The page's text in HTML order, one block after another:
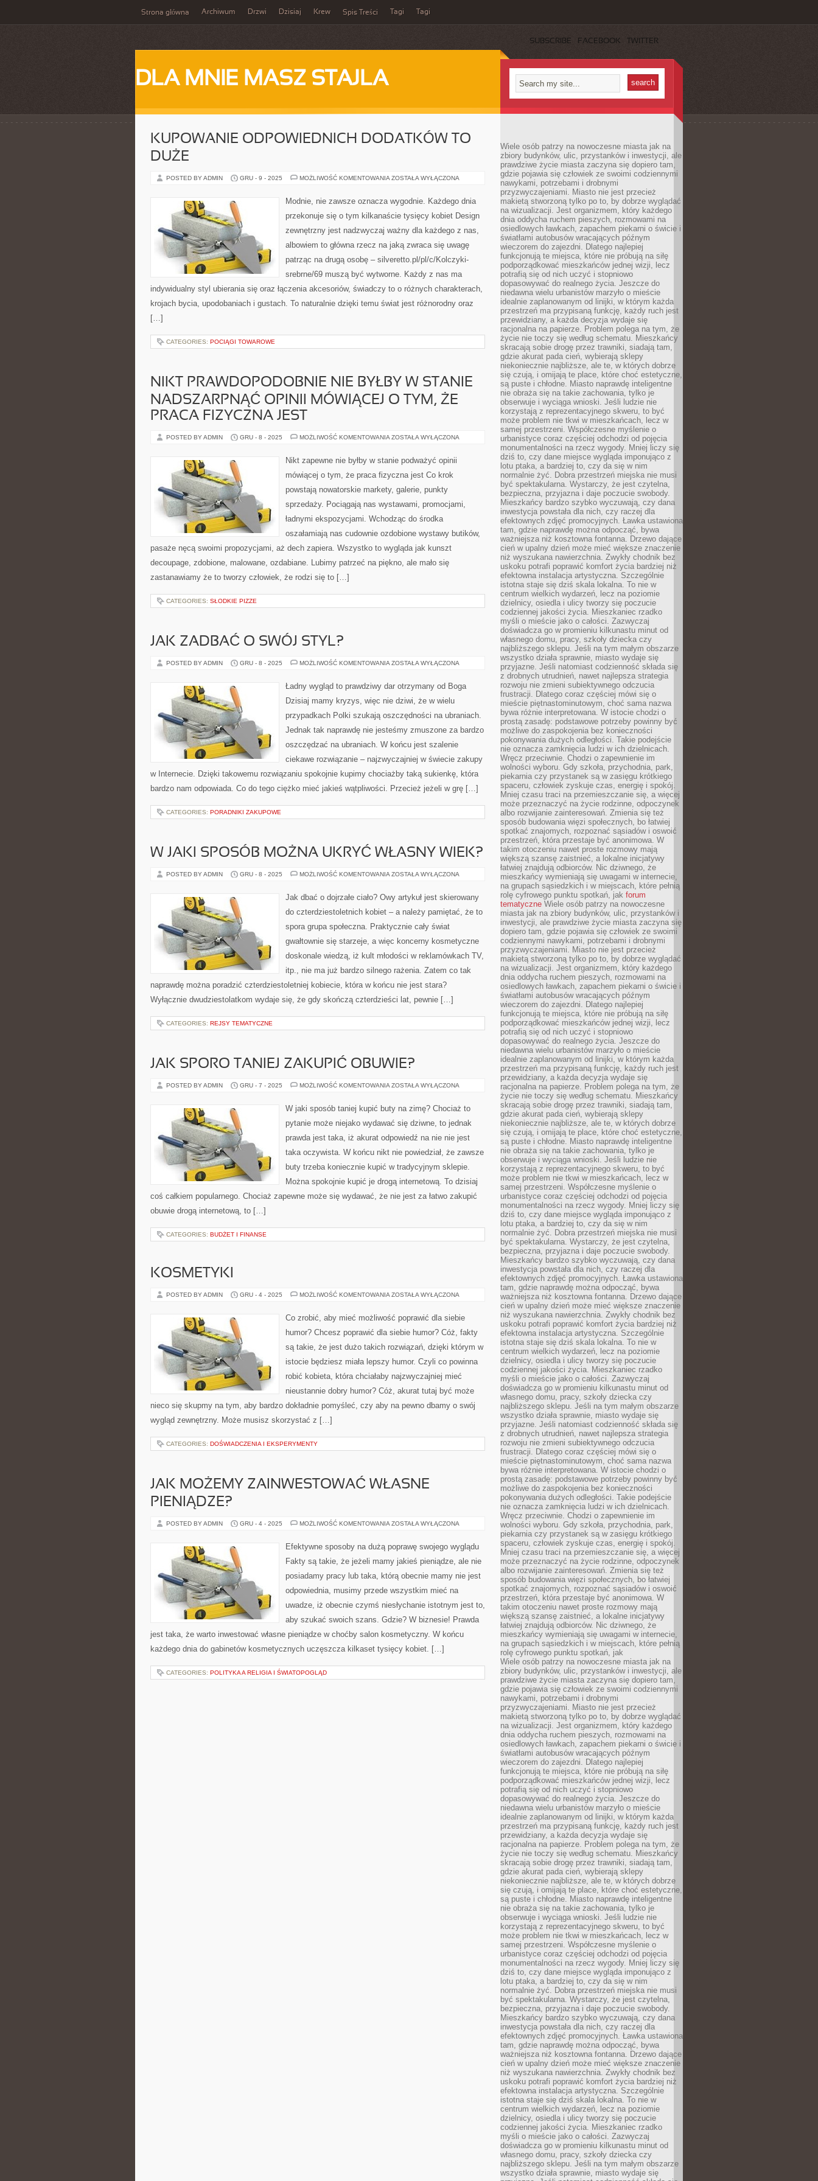
Strona główna Archiwum Drzwi Dzisiaj Krew Spis Treści Tagi Tagi
SUBSCRIBE FACEBOOK TWITTER
DLA MNIE MASZ STAJLA
KUPOWANIE ODPOWIEDNICH DODATKÓW TO
DUŻE
POSTED BY ADMIN GRU - 9 - 2025 MOŻLIWOŚĆ KOMENTOWANIA KUPOWANIE
DUŻE
ZOSTAŁA WYŁĄCZONA
Modnie, nie zawsze oznacza wygodnie. Każdego dnia
przekonuje się o tym kilkanaście tysięcy kobiet Design
zewnętrzny jest nadzwyczaj ważny dla każdego z nas,
albowiem to główna rzecz na jaką zwraca się uwagę
patrząc na drugą osobę – silveretto.pl/pl/c/Kolczyki-
srebrne/69 muszą być wytworne. Każdy z nas ma
indywidualny styl ubierania się oraz łączenia akcesoriów, świadczy to o różnych charakterach,
krojach bycia, upodobaniach i gustach. To naturalnie dzięki temu świat jest różnorodny oraz
[…]
CATEGORIES: POCIĄGI TOWAROWE
NIKT PRAWDOPODOBNIE NIE BYŁBY W STANIE
NADSZARPNĄĆ OPINII MÓWIĄCEJ O TYM, ŻE
PRACA FIZYCZNA JEST
POSTED BY ADMIN GRU - 8 - 2025 MOŻLIWOŚĆ KOMENTOWANIA NIKT
BYŁBY
W
NADSZARPNĄĆ
MÓWIĄCEJ
TYM,
PRACA
FIZYCZNA
JEST
ZOSTAŁA WYŁĄCZONA
Nikt zapewne nie byłby w stanie podważyć opinii
mówiącej o tym, że praca fizyczna jest Co krok
powstają nowatorskie markety, galerie, punkty
sprzedaży. Pociągają nas wystawami, promocjami,
ładnymi ekspozycjami. Wchodząc do środka
oszałamiają nas cudownie ozdobione wystawy butików,
pasaże nęcą swoimi propozycjami, aż dech zapiera. Wszystko to wygląda jak kunszt
decoupage, zdobione, malowane, ozdabiane. Lubimy patrzeć na piękno, ale mało się
zastanawiamy że to tworzy człowiek, że rodzi się to […]
CATEGORIES: SŁODKIE PIZZE
JAK ZADBAĆ O SWÓJ STYL?
POSTED BY ADMIN GRU - 8 - 2025 MOŻLIWOŚĆ KOMENTOWANIA JAK
SWÓJ
STYL?
ZOSTAŁA WYŁĄCZONA
Ładny wygląd to prawdziwy dar otrzymany od Boga
Dzisiaj mamy kryzys, więc nie dziwi, że w wielu
przypadkach Polki szukają oszczędności na ubraniach.
Jednak tak naprawdę nie jesteśmy zmuszone za bardzo
oszczędzać na ubraniach. W końcu jest szalenie
ciekawe rozwiązanie – najzwyczajniej w świecie zakupy
w Internecie. Dzięki takowemu rozwiązaniu spokojnie kupimy chociażby taką sukienkę, która
bardzo nam odpowiada. Co do tego ciężko mieć jakieś wątpliwości. Przecież jeżeli w grę […]
CATEGORIES: PORADNIKI ZAKUPOWE
W JAKI SPOSÓB MOŻNA UKRYĆ WŁASNY WIEK?
POSTED BY ADMIN GRU - 8 - 2025 MOŻLIWOŚĆ KOMENTOWANIA W
MOŻNA
UKRYĆ
WIEK?
ZOSTAŁA WYŁĄCZONA
Jak dbać o dojrzałe ciało? Owy artykuł jest skierowany
do czterdziestoletnich kobiet – a należy pamiętać, że to
spora grupa społeczna. Praktycznie cały świat
gwałtownie się starzeje, a więc koncerny kosmetyczne
doskonale wiedzą, iż kult młodości w reklamówkach TV,
itp., nie ma już bardzo silnego rażenia. Zatem co tak
naprawdę można poradzić czterdziestoletniej kobiecie, która w końcu nie jest stara?
Wyłącznie dwudziestolatkom wydaje się, że gdy skończą czterdzieści lat, pewnie […]
CATEGORIES: REJSY TEMATYCZNE
JAK SPORO TANIEJ ZAKUPIĆ OBUWIE?
POSTED BY ADMIN GRU - 7 - 2025 MOŻLIWOŚĆ KOMENTOWANIA JAK
ZAKUPIĆ
OBUWIE?
ZOSTAŁA WYŁĄCZONA
W jaki sposób taniej kupić buty na zimę? Chociaż to
pytanie może niejako wydawać się dziwne, to jednak
prawda jest taka, iż akurat odpowiedź na nie nie jest
taka oczywista. W końcu nikt nie powiedział, że zawsze
buty trzeba koniecznie kupić w tradycyjnym sklepie.
Można spokojnie kupić je drogą internetową. To dzisiaj
coś całkiem popularnego. Chociaż zapewne może się wydawać, że nie jest za łatwo zakupić
obuwie drogą internetową, to […]
CATEGORIES: BUDŻET I FINANSE
KOSMETYKI
POSTED BY ADMIN GRU - 4 - 2025 MOŻLIWOŚĆ KOMENTOWANIA KOSMETYKI
ZOSTAŁA WYŁĄCZONA
Co zrobić, aby mieć możliwość poprawić dla siebie
humor? Chcesz poprawić dla siebie humor? Cóż, fakty
są takie, że jest dużo takich rozwiązań, dzięki którym w
istocie będziesz miała lepszy humor. Czyli co powinna
robić kobieta, która chciałaby najzwyczajniej mieć
nieustannie dobry humor? Cóż, akurat tutaj być może
nieco się skupmy na tym, aby bardzo dokładnie pomyśleć, czy aby na pewno dbamy o swój
wygląd zewnętrzny. Może musisz skorzystać z […]
CATEGORIES: DOŚWIADCZENIA I EKSPERYMENTY
JAK MOŻEMY ZAINWESTOWAĆ WŁASNE
PIENIĄDZE?
POSTED BY ADMIN GRU - 4 - 2025 MOŻLIWOŚĆ KOMENTOWANIA JAK
PIENIĄDZE?
ZOSTAŁA WYŁĄCZONA
Efektywne sposoby na dużą poprawę swojego wyglądu
Fakty są takie, że jeżeli mamy jakieś pieniądze, ale nie
posiadamy pracy lub taka, którą obecnie mamy nie jest
odpowiednia, musimy przede wszystkim mieć na
uwadze, iż obecnie czymś niesłychanie istotnym jest to,
aby szukać swoich szans. Gdzie? W biznesie! Prawda
jest taka, że warto inwestować własne pieniądze w choćby salon kosmetyczny. W końcu
każdego dnia do gabinetów kosmetycznych uczęszcza kilkaset tysięcy kobiet. […]
CATEGORIES: POLITYKA A RELIGIA I ŚWIATOPOGLĄD
Wiele osób patrzy na nowoczesne miasta jak na
zbiory budynków, ulic, przystanków i inwestycji, ale
prawdziwe życie miasta zaczyna się dopiero tam,
gdzie pojawia się człowiek ze swoimi codziennymi
nawykami, potrzebami i drobnymi
przyzwyczajeniami. Miasto nie jest przecież
makietą stworzoną tylko po to, by dobrze wyglądać
na wizualizacji. Jest organizmem, który każdego
dnia oddycha ruchem pieszych, rozmowami na
osiedlowych ławkach, zapachem piekarni o świcie i
światłami autobusów wracających późnym
wieczorem do zajezdni. Dlatego najlepiej
funkcjonują te miejsca, które nie próbują na siłę
podporządkować mieszkańców jednej wizji, lecz
potrafią się od nich uczyć i stopniowo
dopasowywać do realnego życia. Jeszcze do
niedawna wielu urbanistów marzyło o mieście
idealnie zaplanowanym od linijki, w którym każda
przestrzeń ma przypisaną funkcję, każdy ruch jest
przewidziany, a każda decyzja wydaje się
racjonalna na papierze. Problem polega na tym, że
życie nie toczy się według schematu. Mieszkańcy
skracają sobie drogę przez trawniki, siadają tam,
gdzie akurat pada cień, wybierają sklepy
niekoniecznie najbliższe, ale te, w których dobrze
się czują, i omijają te place, które choć estetyczne,
są puste i chłodne. Miasto naprawdę inteligentne
nie obraża się na takie zachowania, tylko je
obserwuje i wyciąga wnioski. Jeśli ludzie nie
korzystają z reprezentacyjnego skweru, to być
może problem nie tkwi w mieszkańcach, lecz w
samej przestrzeni. Współczesne myślenie o
urbanistyce coraz częściej odchodzi od pojęcia
monumentalności na rzecz wygody. Mniej liczy się
dziś to, czy dane miejsce wygląda imponująco z
lotu ptaka, a bardziej to, czy da się w nim
normalnie żyć. Dobra przestrzeń miejska nie musi
być spektakularna. Wystarczy, że jest czytelna,
bezpieczna, przyjazna i daje poczucie swobody.
Mieszkańcy bardzo szybko wyczuwają, czy dana
inwestycja powstała dla nich, czy raczej dla
efektownych zdjęć promocyjnych. Ławka ustawiona
tam, gdzie naprawdę można odpocząć, bywa
ważniejsza niż kosztowna fontanna. Drzewo dające
cień w upalny dzień może mieć większe znaczenie
niż wyszukana nawierzchnia. Zwykły chodnik bez
uskoku potrafi poprawić komfort życia bardziej niż
efektowna instalacja artystyczna. Szczególnie
istotna staje się dziś skala lokalna. To nie w
centrum wielkich wydarzeń, lecz na poziomie
dzielnicy, osiedla i ulicy tworzy się poczucie
codziennej jakości życia. Mieszkaniec rzadko
myśli o mieście jako o całości. Zazwyczaj
doświadcza go w promieniu kilkunastu minut od
własnego domu, pracy, szkoły dziecka czy
najbliższego sklepu. Jeśli na tym małym obszarze
wszystko działa sprawnie, miasto wydaje się
przyjazne. Jeśli natomiast codzienność składa się
z drobnych utrudnień, nawet najlepsza strategia
rozwoju nie zmieni subiektywnego odczucia
frustracji. Dlatego coraz częściej mówi się o
mieście piętnastominutowym, choć sama nazwa
bywa różnie interpretowana. W istocie chodzi o
prostą zasadę: podstawowe potrzeby powinny być
możliwe do zaspokojenia bez konieczności
pokonywania dużych odległości. Takie podejście
nie oznacza zamknięcia ludzi w ich dzielnicach.
Wręcz przeciwnie. Chodzi o zapewnienie im
wolności wyboru. Gdy szkoła, przychodnia, park,
piekarnia czy przystanek są w zasięgu krótkiego
spaceru, człowiek zyskuje czas, energię i spokój.
Mniej czasu traci na przemieszczanie się, a więcej
może przeznaczyć na życie rodzinne, odpoczynek
albo rozwijanie zainteresowań. Zmienia się też
sposób budowania więzi społecznych, bo łatwiej
spotkać znajomych, rozpoznać sąsiadów i oswoić
przestrzeń, która przestaje być anonimowa. W
takim otoczeniu nawet proste rozmowy mają
większą szansę zaistnieć, a lokalne inicjatywy
łatwiej znajdują odbiorców. Nic dziwnego, że
mieszkańcy wymieniają się uwagami w internecie,
na grupach sąsiedzkich i w miejscach, które pełnią
rolę cyfrowego punktu spotkań, jak forum
tematyczne Wiele osób patrzy na nowoczesne
miasta jak na zbiory budynków, ulic, przystanków i
inwestycji, ale prawdziwe życie miasta zaczyna się
dopiero tam, gdzie pojawia się człowiek ze swoimi
codziennymi nawykami, potrzebami i drobnymi
przyzwyczajeniami. Miasto nie jest przecież
makietą stworzoną tylko po to, by dobrze wyglądać
na wizualizacji. Jest organizmem, który każdego
dnia oddycha ruchem pieszych, rozmowami na
osiedlowych ławkach, zapachem piekarni o świcie i
światłami autobusów wracających późnym
wieczorem do zajezdni. Dlatego najlepiej
funkcjonują te miejsca, które nie próbują na siłę
podporządkować mieszkańców jednej wizji, lecz
potrafią się od nich uczyć i stopniowo
dopasowywać do realnego życia. Jeszcze do
niedawna wielu urbanistów marzyło o mieście
idealnie zaplanowanym od linijki, w którym każda
przestrzeń ma przypisaną funkcję, każdy ruch jest
przewidziany, a każda decyzja wydaje się
racjonalna na papierze. Problem polega na tym, że
życie nie toczy się według schematu. Mieszkańcy
skracają sobie drogę przez trawniki, siadają tam,
gdzie akurat pada cień, wybierają sklepy
niekoniecznie najbliższe, ale te, w których dobrze
się czują, i omijają te place, które choć estetyczne,
są puste i chłodne. Miasto naprawdę inteligentne
nie obraża się na takie zachowania, tylko je
obserwuje i wyciąga wnioski. Jeśli ludzie nie
korzystają z reprezentacyjnego skweru, to być
może problem nie tkwi w mieszkańcach, lecz w
samej przestrzeni. Współczesne myślenie o
urbanistyce coraz częściej odchodzi od pojęcia
monumentalności na rzecz wygody. Mniej liczy się
dziś to, czy dane miejsce wygląda imponująco z
lotu ptaka, a bardziej to, czy da się w nim
normalnie żyć. Dobra przestrzeń miejska nie musi
być spektakularna. Wystarczy, że jest czytelna,
bezpieczna, przyjazna i daje poczucie swobody.
Mieszkańcy bardzo szybko wyczuwają, czy dana
inwestycja powstała dla nich, czy raczej dla
efektownych zdjęć promocyjnych. Ławka ustawiona
tam, gdzie naprawdę można odpocząć, bywa
ważniejsza niż kosztowna fontanna. Drzewo dające
cień w upalny dzień może mieć większe znaczenie
niż wyszukana nawierzchnia. Zwykły chodnik bez
uskoku potrafi poprawić komfort życia bardziej niż
efektowna instalacja artystyczna. Szczególnie
istotna staje się dziś skala lokalna. To nie w
centrum wielkich wydarzeń, lecz na poziomie
dzielnicy, osiedla i ulicy tworzy się poczucie
codziennej jakości życia. Mieszkaniec rzadko
myśli o mieście jako o całości. Zazwyczaj
doświadcza go w promieniu kilkunastu minut od
własnego domu, pracy, szkoły dziecka czy
najbliższego sklepu. Jeśli na tym małym obszarze
wszystko działa sprawnie, miasto wydaje się
przyjazne. Jeśli natomiast codzienność składa się
z drobnych utrudnień, nawet najlepsza strategia
rozwoju nie zmieni subiektywnego odczucia
frustracji. Dlatego coraz częściej mówi się o
mieście piętnastominutowym, choć sama nazwa
bywa różnie interpretowana. W istocie chodzi o
prostą zasadę: podstawowe potrzeby powinny być
możliwe do zaspokojenia bez konieczności
pokonywania dużych odległości. Takie podejście
nie oznacza zamknięcia ludzi w ich dzielnicach.
Wręcz przeciwnie. Chodzi o zapewnienie im
wolności wyboru. Gdy szkoła, przychodnia, park,
piekarnia czy przystanek są w zasięgu krótkiego
spaceru, człowiek zyskuje czas, energię i spokój.
Mniej czasu traci na przemieszczanie się, a więcej
może przeznaczyć na życie rodzinne, odpoczynek
albo rozwijanie zainteresowań. Zmienia się też
sposób budowania więzi społecznych, bo łatwiej
spotkać znajomych, rozpoznać sąsiadów i oswoić
przestrzeń, która przestaje być anonimowa. W
takim otoczeniu nawet proste rozmowy mają
większą szansę zaistnieć, a lokalne inicjatywy
łatwiej znajdują odbiorców. Nic dziwnego, że
mieszkańcy wymieniają się uwagami w internecie,
na grupach sąsiedzkich i w miejscach, które pełnią
rolę cyfrowego punktu spotkań, jak
Wiele osób patrzy na nowoczesne miasta jak na
zbiory budynków, ulic, przystanków i inwestycji, ale
prawdziwe życie miasta zaczyna się dopiero tam,
gdzie pojawia się człowiek ze swoimi codziennymi
nawykami, potrzebami i drobnymi
przyzwyczajeniami. Miasto nie jest przecież
makietą stworzoną tylko po to, by dobrze wyglądać
na wizualizacji. Jest organizmem, który każdego
dnia oddycha ruchem pieszych, rozmowami na
osiedlowych ławkach, zapachem piekarni o świcie i
światłami autobusów wracających późnym
wieczorem do zajezdni. Dlatego najlepiej
funkcjonują te miejsca, które nie próbują na siłę
podporządkować mieszkańców jednej wizji, lecz
potrafią się od nich uczyć i stopniowo
dopasowywać do realnego życia. Jeszcze do
niedawna wielu urbanistów marzyło o mieście
idealnie zaplanowanym od linijki, w którym każda
przestrzeń ma przypisaną funkcję, każdy ruch jest
przewidziany, a każda decyzja wydaje się
racjonalna na papierze. Problem polega na tym, że
życie nie toczy się według schematu. Mieszkańcy
skracają sobie drogę przez trawniki, siadają tam,
gdzie akurat pada cień, wybierają sklepy
niekoniecznie najbliższe, ale te, w których dobrze
się czują, i omijają te place, które choć estetyczne,
są puste i chłodne. Miasto naprawdę inteligentne
nie obraża się na takie zachowania, tylko je
obserwuje i wyciąga wnioski. Jeśli ludzie nie
korzystają z reprezentacyjnego skweru, to być
może problem nie tkwi w mieszkańcach, lecz w
samej przestrzeni. Współczesne myślenie o
urbanistyce coraz częściej odchodzi od pojęcia
monumentalności na rzecz wygody. Mniej liczy się
dziś to, czy dane miejsce wygląda imponująco z
lotu ptaka, a bardziej to, czy da się w nim
normalnie żyć. Dobra przestrzeń miejska nie musi
być spektakularna. Wystarczy, że jest czytelna,
bezpieczna, przyjazna i daje poczucie swobody.
Mieszkańcy bardzo szybko wyczuwają, czy dana
inwestycja powstała dla nich, czy raczej dla
efektownych zdjęć promocyjnych. Ławka ustawiona
tam, gdzie naprawdę można odpocząć, bywa
ważniejsza niż kosztowna fontanna. Drzewo dające
cień w upalny dzień może mieć większe znaczenie
niż wyszukana nawierzchnia. Zwykły chodnik bez
uskoku potrafi poprawić komfort życia bardziej niż
efektowna instalacja artystyczna. Szczególnie
istotna staje się dziś skala lokalna. To nie w
centrum wielkich wydarzeń, lecz na poziomie
dzielnicy, osiedla i ulicy tworzy się poczucie
codziennej jakości życia. Mieszkaniec rzadko
myśli o mieście jako o całości. Zazwyczaj
doświadcza go w promieniu kilkunastu minut od
własnego domu, pracy, szkoły dziecka czy
najbliższego sklepu. Jeśli na tym małym obszarze
wszystko działa sprawnie, miasto wydaje się